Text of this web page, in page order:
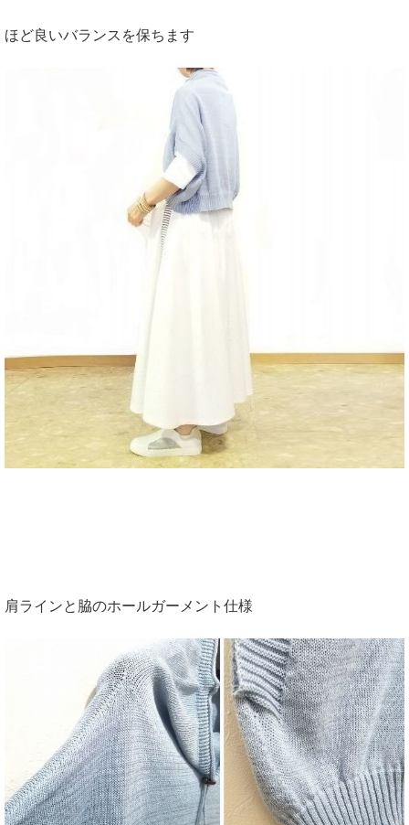
ほど良いバランスを保ちます
肩ラインと脇のホールガーメント仕様